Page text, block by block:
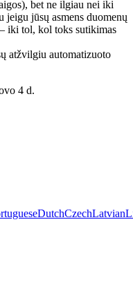
bet ne ilgiau nei iki
jeigu jūsų asmens duomenų
iki tol, kol toks sutikimas
atžvilgiu automatizuoto
4 d.
DutchCzechLatvian